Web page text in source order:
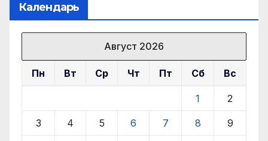
Календарь
Август 2026
Пн Вт Ср Чт Пт Сб Вс
1 2
3 4 5 6 7 8 9